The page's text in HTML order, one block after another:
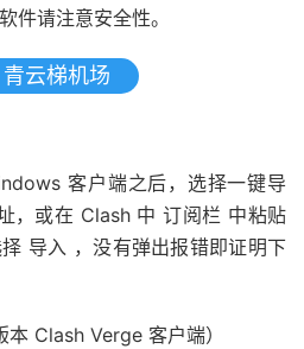
件请注意安全性。
青云梯机场
客户端之后，选择一键导
，或在 Clash 中 订阅栏 中粘贴
导入 ，没有弹出报错即证明下
本 Clash Verge 客户端）